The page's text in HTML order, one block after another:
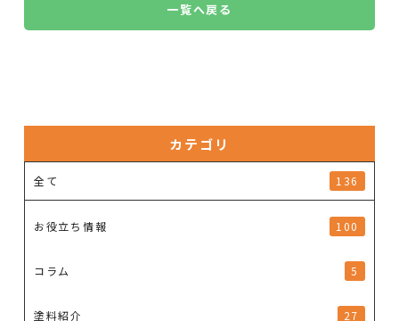
一覧へ戻る
カテゴリ
全て 136
お役立ち情報 100
コラム 5
塗料紹介 27